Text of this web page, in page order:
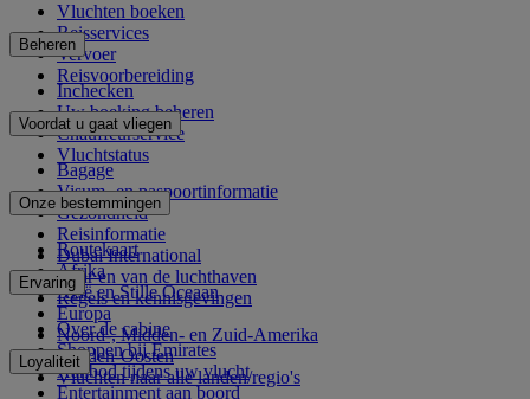
Vluchten boeken
Reisservices
Vervoer
Reisvoorbereiding
Beheren
Inchecken
Uw boeking beheren
Chauffeurservice
Vluchtstatus
Voordat u gaat vliegen
Bagage
Visum- en paspoortinformatie
Gezondheid
Reisinformatie
Dubai International
Naar en van de luchthaven
Regels en kennisgevingen
Onze bestemmingen
Routekaart
Afrika
Azië en Stille Oceaan
Europa
Noord-, Midden- en Zuid-Amerika
Midden-Oosten
Vluchten naar alle landen/regio's
Ervaring
Over de cabine
Shoppen bij Emirates
Aanbod tijdens uw vlucht
Entertainment aan boord
Loyaliteit